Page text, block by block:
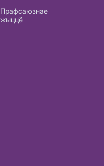
Прафсаюзнае
жыццё